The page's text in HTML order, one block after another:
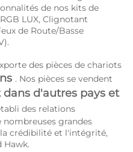
de nos kits de
LUX, Clignotant
de Route/Basse
des pièces de chariots
. Nos pièces se vendent
dans d'autres pays et
des relations
grandes
crédibilité et l'intégrité,
Hawk.